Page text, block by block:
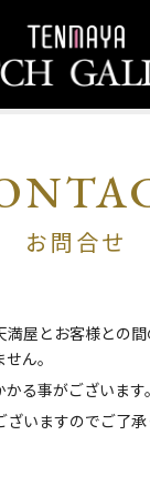
お問合せ
屋とお客様との
ん。
る事がございます。
いますのでご了承